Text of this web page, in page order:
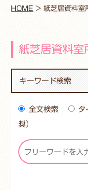
HOME >紙芝居資料室
紙芝居資料室
キーワード検索
全文検索
タ
奨）